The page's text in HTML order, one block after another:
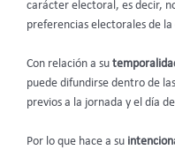
carácter electoral, es decir,
preferencias electorales de la
Con relación a su
puede difundirse dentro de
previos a la jornada y el día
Por lo que hace a su